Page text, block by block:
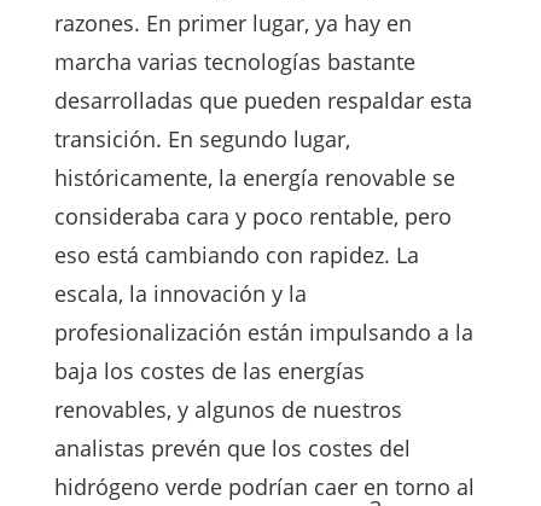
razones. En primer lugar, ya hay en
marcha varias tecnologías bastante
desarrolladas que pueden respaldar esta
transición. En segundo lugar,
históricamente, la energía renovable se
consideraba cara y poco rentable, pero
eso está cambiando con rapidez. La
escala, la innovación y la
profesionalización están impulsando a la
baja los costes de las energías
renovables, y algunos de nuestros
analistas prevén que los costes del
hidrógeno verde podrían caer en torno al